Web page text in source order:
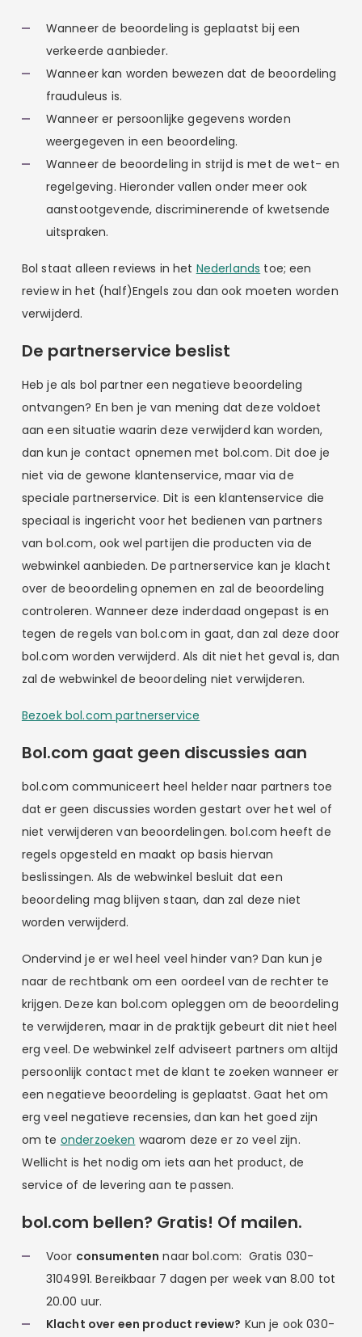
Wanneer de beoordeling is geplaatst bij een
verkeerde aanbieder.
Wanneer kan worden bewezen dat de beoordeling
frauduleus is.
Wanneer er persoonlijke gegevens worden
weergegeven in een beoordeling.
Wanneer de beoordeling in strijd is met de wet- en
regelgeving. Hieronder vallen onder meer ook
aanstootgevende, discriminerende of kwetsende
uitspraken.
Bol staat alleen reviews in het Nederlands toe; een
review in het (half)Engels zou dan ook moeten worden
verwijderd.
De partnerservice beslist
Heb je als bol partner een negatieve beoordeling
ontvangen? En ben je van mening dat deze voldoet
aan een situatie waarin deze verwijderd kan worden,
dan kun je contact opnemen met bol.com. Dit doe je
niet via de gewone klantenservice, maar via de
speciale partnerservice. Dit is een klantenservice die
speciaal is ingericht voor het bedienen van partners
van bol.com, ook wel partijen die producten via de
webwinkel aanbieden. De partnerservice kan je klacht
over de beoordeling opnemen en zal de beoordeling
controleren. Wanneer deze inderdaad ongepast is en
tegen de regels van bol.com in gaat, dan zal deze door
bol.com worden verwijderd. Als dit niet het geval is, dan
zal de webwinkel de beoordeling niet verwijderen.
Bezoek bol.com partnerservice
Bol.com gaat geen discussies aan
bol.com communiceert heel helder naar partners toe
dat er geen discussies worden gestart over het wel of
niet verwijderen van beoordelingen. bol.com heeft de
regels opgesteld en maakt op basis hiervan
beslissingen. Als de webwinkel besluit dat een
beoordeling mag blijven staan, dan zal deze niet
worden verwijderd.
Ondervind je er wel heel veel hinder van? Dan kun je
naar de rechtbank om een oordeel van de rechter te
krijgen. Deze kan bol.com opleggen om de beoordeling
te verwijderen, maar in de praktijk gebeurt dit niet heel
erg veel. De webwinkel zelf adviseert partners om altijd
persoonlijk contact met de klant te zoeken wanneer er
een negatieve beoordeling is geplaatst. Gaat het om
erg veel negatieve recensies, dan kan het goed zijn
om te onderzoeken waarom deze er zo veel zijn.
Wellicht is het nodig om iets aan het product, de
service of de levering aan te passen.
bol.com bellen? Gratis! Of mailen.
Voor consumenten naar bol.com: Gratis 030-
3104991. Bereikbaar 7 dagen per week van 8.00 tot
20.00 uur.
Klacht over een product review? Kun je ook 030-